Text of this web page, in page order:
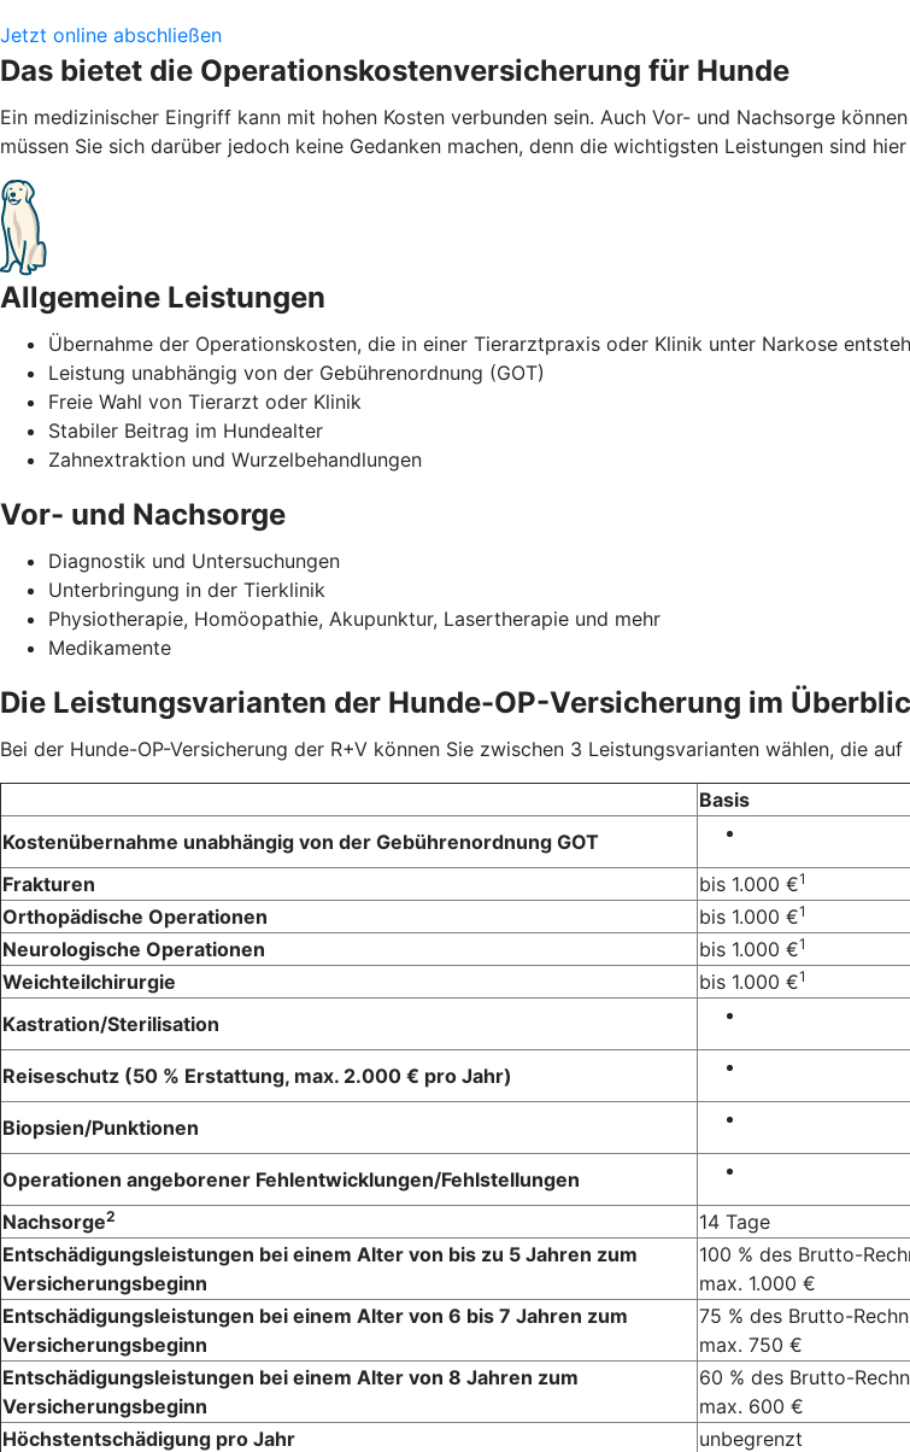
Jetzt online abschließen
Das bietet die Operationskostenversicherung für Hunde
Ein medizinischer Eingriff kann mit hohen Kosten verbunden sein. Auch Vor- und Nachsorge
müssen Sie sich darüber jedoch keine Gedanken machen, denn die wichtigsten Leistungen sind
Allgemeine Leistungen
Übernahme der Operationskosten, die in einer Tierarztpraxis oder Klinik unter Narkose
Leistung unabhängig von der Gebührenordnung (GOT)
Freie Wahl von Tierarzt oder Klinik
Stabiler Beitrag im Hundealter
Zahnextraktion und Wurzelbehandlungen
Vor- und Nachsorge
Diagnostik und Untersuchungen
Unterbringung in der Tierklinik
Physiotherapie, Homöopathie, Akupunktur, Lasertherapie und mehr
Medikamente
Die Leistungsvarianten der Hunde-OP-Versicherung im
Bei der Hunde-OP-Versicherung der R+V können Sie zwischen 3 Leistungsvarianten wählen, die
Basis
Kostenübernahme unabhängig von der Gebührenordnung GOT
Frakturen
bis 1.000 €1
Orthopädische Operationen
bis 1.000 €1
Neurologische Operationen
bis 1.000 €1
Weichteilchirurgie
bis 1.000 €1
Kastration/Sterilisation
Reiseschutz (50 % Erstattung, max. 2.000 € pro Jahr)
Biopsien/Punktionen
Operationen angeborener Fehlentwicklungen/Fehlstellungen
Nachsorge2 14 Tage
Entschädigungsleistungen bei einem Alter von bis zu 5 Jahren zum
Versicherungsbeginn
100 % des Brutto-
max. 1.000 €
Entschädigungsleistungen bei einem Alter von 6 bis 7 Jahren zum
Versicherungsbeginn
75 % des Brutto-
max. 750 €
Entschädigungsleistungen bei einem Alter von 8 Jahren zum
Versicherungsbeginn
60 % des Brutto-
max. 600 €
Höchstentschädigung pro Jahr
unbegrenzt